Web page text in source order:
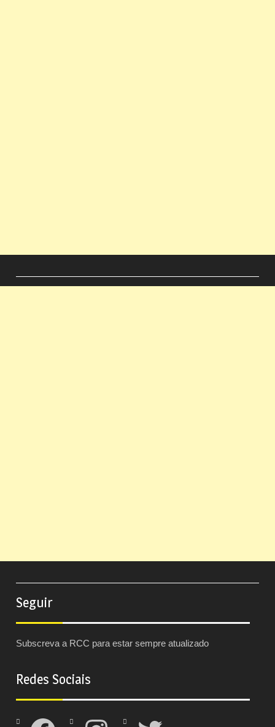
Seguir
Subscreva a RCC para estar sempre atualizado
Redes Sociais
Facebook Instagram Twitter